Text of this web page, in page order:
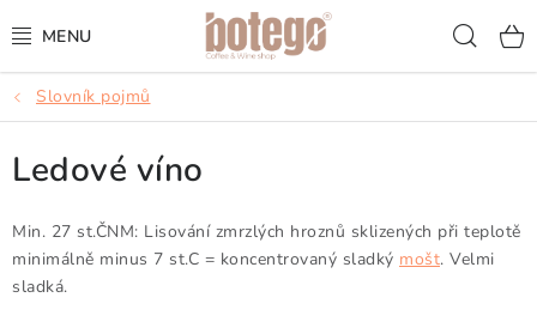
na
KÁVA
FRAPPÉ
VÍNA
ŠUMIVÁ VÍNA
Slovník pojmů
Ledové víno
Min. 27 st.ČNM: Lisování zmrzlých hroznů sklizených při teplotě
minimálně minus 7 st.C = koncentrovaný sladký mošt. Velmi
sladká.